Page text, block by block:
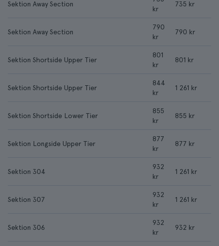
Sektion Away Section
kr
735 kr
Sektion Away Section
790
kr
790 kr
Sektion Shortside Upper Tier
801
kr
801 kr
Sektion Shortside Upper Tier
844
kr
1 261 kr
Sektion Shortside Lower Tier
855
kr
855 kr
Sektion Longside Upper Tier
877
kr
877 kr
Sektion 304
932
kr
1 261 kr
Sektion 307
932
kr
1 261 kr
Sektion 306
932
kr
932 kr